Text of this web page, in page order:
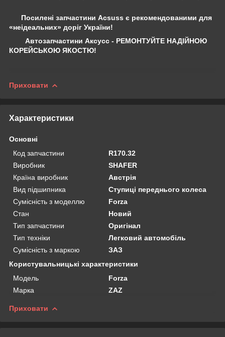
Посилені запчастини Acsuss є рекомендованими для
«неідеальних» доріг України!
Автозапчастини Аксусс - РЕМОНТУЙТЕ НАДІЙНОЮ
КОРЕЙСЬКОЮ ЯКОСТЮ!
Приховати
Характеристики
Основні
Код запчастини
R170.32
Виробник
SHAFER
Країна виробник
Австрія
Вид підшипника
Ступиці переднього колеса
Сумісність з моделлю
Forza
Стан
Новий
Тип запчастини
Оригінал
Тип техніки
Легковий автомобіль
Сумісність з маркою
ЗАЗ
Користувальницькі характеристики
Мoдель
Forza
Марка
ZAZ
Приховати